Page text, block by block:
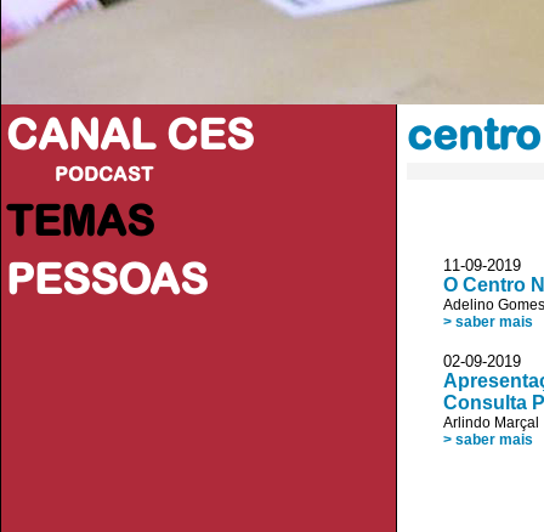
CANAL CES
PODCAST
TEMAS
PESSOAS
11-09-
O Centro
Adelino Gomes
> saber mais
02-09-
Consulta
Arlindo Marçal
> saber mais